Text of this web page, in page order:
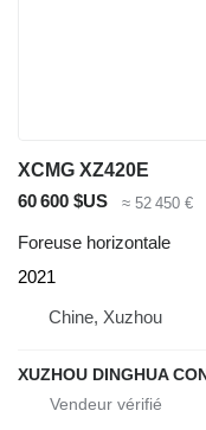
XCMG XZ420E
60 600 $US
≈ 52 450 €
Foreuse horizontale
2021
Chine, Xuzhou